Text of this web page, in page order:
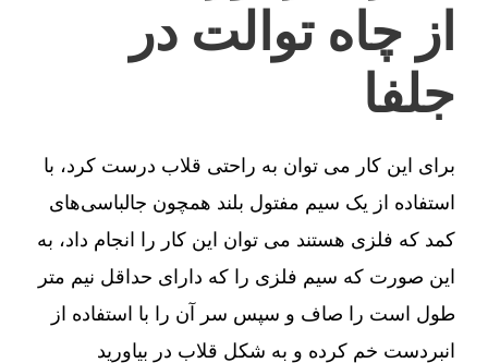
از چاه توالت در
جلفا
برای این کار می توان به راحتی قلاب درست کرد، با
استفاده از یک سیم مفتول بلند همچون جالباسی‌های
کمد که فلزی هستند می توان این کار را انجام داد، به
این صورت که سیم فلزی را که دارای حداقل نیم متر
طول است را صاف و سپس سر آن را با استفاده از
انبردست خم کرده و به شکل قلاب در بیاورید